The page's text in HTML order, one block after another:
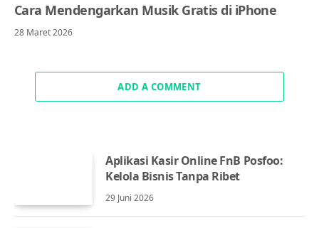
Cara Mendengarkan Musik Gratis di iPhone
28 Maret 2026
ADD A COMMENT
Aplikasi Kasir Online FnB Posfoo:
Kelola Bisnis Tanpa Ribet
29 Juni 2026